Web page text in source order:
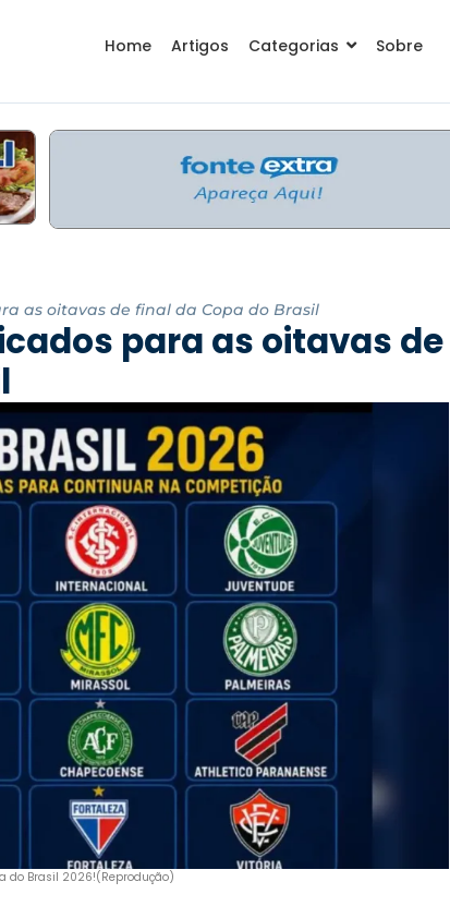
Home Artigos Categorias Sobre
as oitavas de final da Copa do Brasil
para as oitavas de
do Brasil 2026!(Reprodução)